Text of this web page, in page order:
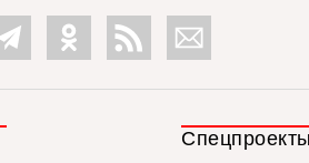
Спецпроекты